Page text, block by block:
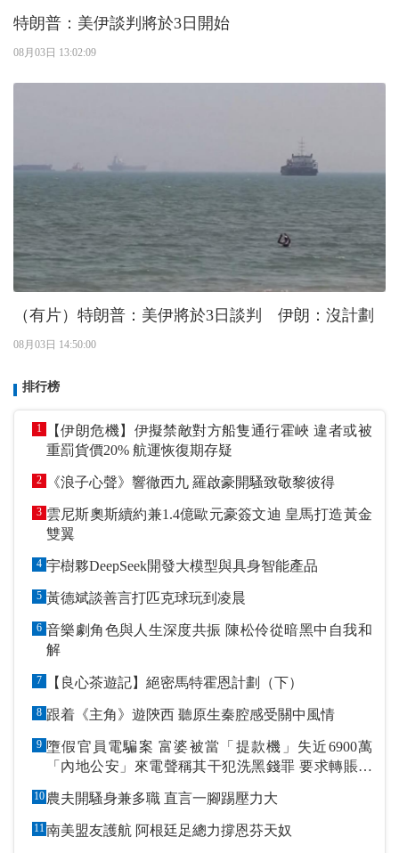
特朗普：美伊談判將於3日開始
08月03日 13:02:09
（有片）特朗普：美伊將於3日談判 伊朗：沒計劃
08月03日 14:50:00
排行榜
1
【伊朗危機】伊擬禁敵對方船隻通行霍峽 違者或被
重罰貨價20% 航運恢復期存疑
2 《浪子心聲》響徹西九 羅啟豪開騷致敬黎彼得
3 雲尼斯奧斯續約兼1.4億歐元豪簽文迪 皇馬打造黃金
雙翼
4 宇樹夥DeepSeek開發大模型與具身智能產品
5 黃德斌談善言打匹克球玩到凌晨
6 音樂劇角色與人生深度共振 陳松伶從暗黑中自我和
解
7 【良心茶遊記】絕密馬特霍恩計劃（下）
8 跟着《主角》遊陝西 聽原生秦腔感受關中風情
9 墮假官員電騙案 富婆被當「提款機」失近6900萬
「內地公安」來電聲稱其干犯洗黑錢罪 要求轉賬到
10 農夫開騷身兼多職 直言一腳踢壓力大
11 南美盟友護航 阿根廷足總力撐恩芬天奴